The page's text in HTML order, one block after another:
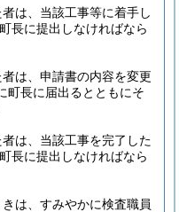
は、当該工事等に着手し
長に提出しなければなら
は、申請書の内容を変更
町長に届出るとともにそ
は、当該工事を完了した
長に提出しなければなら
は、すみやかに検査職員